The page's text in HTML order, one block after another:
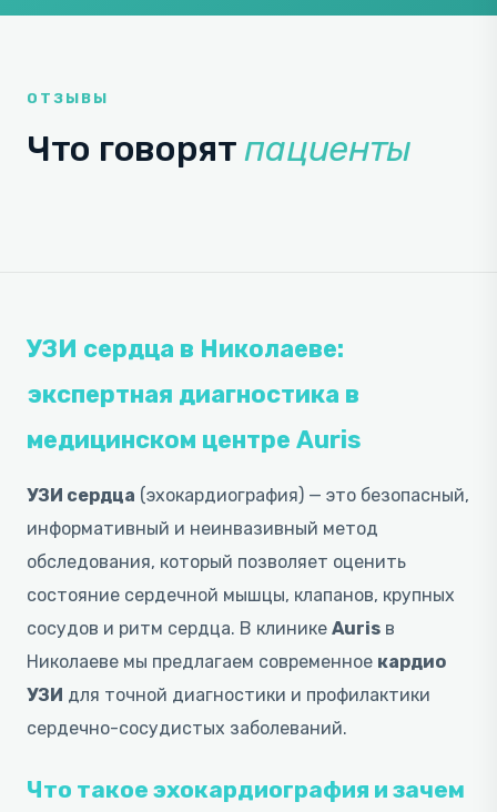
ОТЗЫВЫ
Что говорятпациенты
УЗИ сердца в Николаеве:
экспертная диагностика в
медицинском центре Auris
УЗИ сердца (эхокардиография) — это безопасный,
информативный и неинвазивный метод
обследования, который позволяет оценить
состояние сердечной мышцы, клапанов, крупных
сосудов и ритм сердца. В клинике Auris в
Николаеве мы предлагаем современное кардио
УЗИ для точной диагностики и профилактики
сердечно-сосудистых заболеваний.
Что такое эхокардиография и зачем